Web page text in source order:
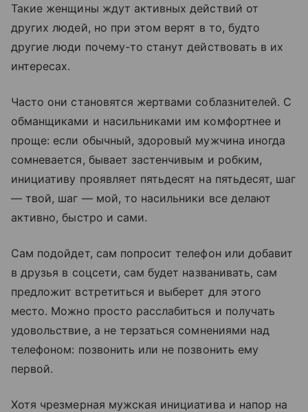
Такие женщины ждут активных действий от
других людей, но при этом верят в то, будто
другие люди почему-то станут действовать в их
интересах.
Часто они становятся жертвами соблазнителей. С
обманщиками и насильниками им комфортнее и
проще: если обычный, здоровый мужчина иногда
сомневается, бывает застенчивым и робким,
инициативу проявляет пятьдесят на пятьдесят, шаг
— твой, шаг — мой, то насильники все делают
активно, быстро и сами.
Сам подойдет, сам попросит телефон или добавит
в друзья в соцсети, сам будет названивать, сам
предложит встретиться и выберет для этого
место. Можно просто расслабиться и получать
удовольствие, а не терзаться сомнениями над
телефоном: позвонить или не позвонить ему
первой.
Хотя чрезмерная мужская инициатива и напор на